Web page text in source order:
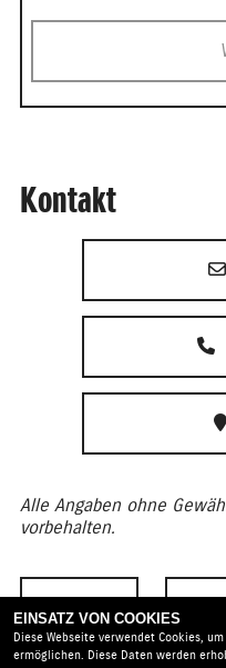
Kontakt
Alle Angaben ohne
vorbehalten.
ZURÜCK
EINSATZ VON COOKIES
Diese Webseite verwendet Cookies,
ermöglichen. Diese Daten werden